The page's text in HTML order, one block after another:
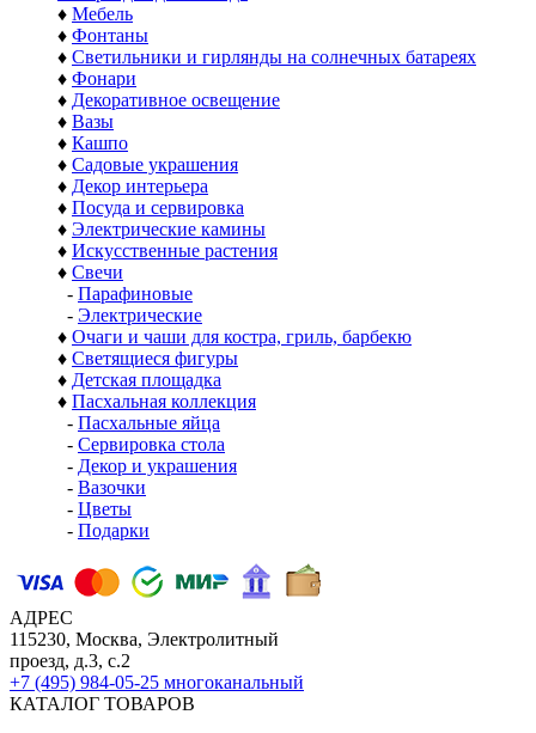
♦ Мебель
♦ Фонтаны
♦ Светильники и гирлянды на солнечных батареях
♦ Фонари
♦ Декоративное освещение
♦ Вазы
♦ Кашпо
♦ Садовые украшения
♦ Декор интерьера
♦ Посуда и сервировка
♦ Электрические камины
♦ Искусственные растения
♦ Свечи
- Парафиновые
- Электрические
♦ Очаги и чаши для костра, гриль, барбекю
♦ Светящиеся фигуры
♦ Детская площадка
♦ Пасхальная коллекция
- Пасхальные яйца
- Сервировка стола
- Декор и украшения
- Вазочки
- Цветы
- Подарки
АДРЕС
115230, Москва, Электролитный
проезд, д.3, с.2
+7 (495) 984-05-25 многоканальный
КАТАЛОГ ТОВАРОВ